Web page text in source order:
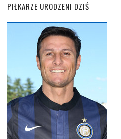
PIŁKARZE URODZENI DZIŚ